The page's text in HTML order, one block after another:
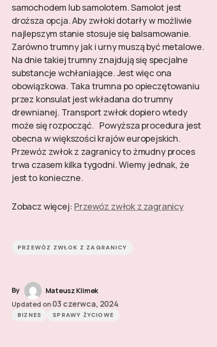
samochodem lub samolotem. Samolot jest
droższa opcja. Aby zwłoki dotarły w możliwie
najlepszym stanie stosuje się balsamowanie.
Zarówno trumny jak i urny muszą być metalowe.
Na dnie takiej trumny znajdują się specjalne
substancje wchłaniające. Jest więc ona
obowiązkowa. Taka trumna po opieczętowaniu
przez konsulat jest wkładana do trumny
drewnianej. Transport zwłok dopiero wtedy
może się rozpocząć. Powyższa procedura jest
obecna w większości krajów europejskich.
Przewóz zwłok z zagranicy to żmudny proces
trwa czasem kilka tygodni. Wiemy jednak, że
jest to konieczne.
Zobacz więcej: Przewóz zwłok z zagranicy
PRZEWÓZ ZWŁOK Z ZAGRANICY
By
Mateusz Klimek
Updated on 03 czerwca, 2024
BIZNES SPRAWY ŻYCIOWE